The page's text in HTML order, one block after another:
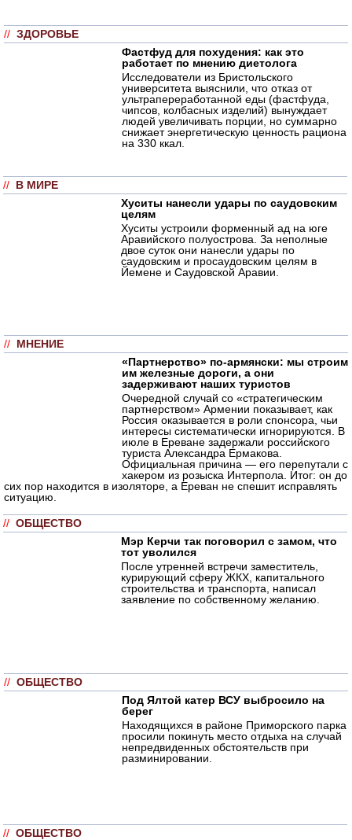
// ЗДОРОВЬЕ
Фастфуд для похудения: как это
работает по мнению диетолога
Исследователи из Бристольского
университета выяснили, что отказ от
ультрапереработанной еды (фастфуда,
чипсов, колбасных изделий) вынуждает
людей увеличивать порции, но суммарно
снижает энергетическую ценность рациона
на 330 ккал.
// В МИРЕ
Хуситы нанесли удары по саудовским
целям
Хуситы устроили форменный ад на юге
Аравийского полуострова. За неполные
двое суток они нанесли удары по
саудовским и просаудовским целям в
Йемене и Саудовской Аравии.
// МНЕНИЕ
«Партнерство» по-армянски: мы строим
им железные дороги, а они
задерживают наших туристов
Очередной случай со «стратегическим
партнерством» Армении показывает, как
Россия оказывается в роли спонсора, чьи
интересы систематически игнорируются. В
июле в Ереване задержали российского
туриста Александра Ермакова.
Официальная причина — его перепутали с
хакером из розыска Интерпола. Итог: он до
сих пор находится в изоляторе, а Ереван не спешит исправлять
ситуацию.
// ОБЩЕСТВО
Мэр Керчи так поговорил с замом, что
тот уволился
После утренней встречи заместитель,
курирующий сферу ЖКХ, капитального
строительства и транспорта, написал
заявление по собственному желанию.
// ОБЩЕСТВО
Под Ялтой катер ВСУ выбросило на
берег
Находящихся в районе Приморского парка
просили покинуть место отдыха на случай
непредвиденных обстоятельств при
разминировании.
// ОБЩЕСТВО